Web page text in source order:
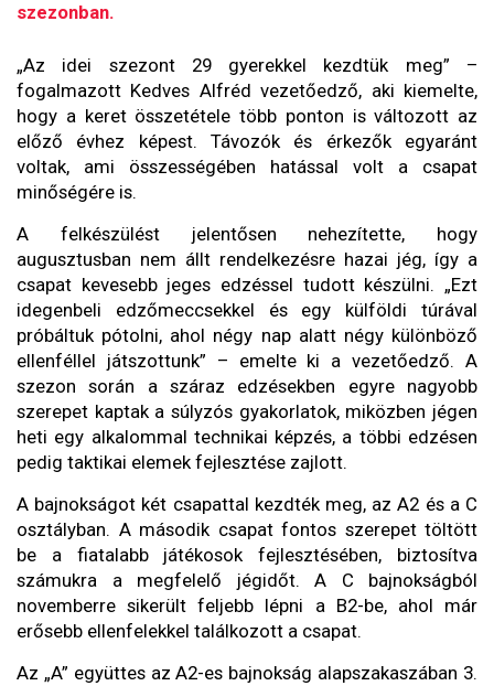
szezonban.
„Az idei szezont 29 gyerekkel kezdtük meg” –
fogalmazott Kedves Alfréd vezetőedző, aki kiemelte,
hogy a keret összetétele több ponton is változott az
előző évhez képest. Távozók és érkezők egyaránt
voltak, ami összességében hatással volt a csapat
minőségére is.
A felkészülést jelentősen nehezítette, hogy
augusztusban nem állt rendelkezésre hazai jég, így a
csapat kevesebb jeges edzéssel tudott készülni. „Ezt
idegenbeli edzőmeccsekkel és egy külföldi túrával
próbáltuk pótolni, ahol négy nap alatt négy különböző
ellenféllel játszottunk” – emelte ki a vezetőedző. A
szezon során a száraz edzésekben egyre nagyobb
szerepet kaptak a súlyzós gyakorlatok, miközben jégen
heti egy alkalommal technikai képzés, a többi edzésen
pedig taktikai elemek fejlesztése zajlott.
A bajnokságot két csapattal kezdték meg, az A2 és a C
osztályban. A második csapat fontos szerepet töltött
be a fiatalabb játékosok fejlesztésében, biztosítva
számukra a megfelelő jégidőt. A C bajnokságból
novemberre sikerült feljebb lépni a B2-be, ahol már
erősebb ellenfelekkel találkozott a csapat.
Az „A” együttes az A2-es bajnokság alapszakaszában 3.